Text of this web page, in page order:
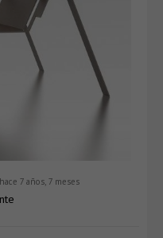
hace 7 años, 7 meses